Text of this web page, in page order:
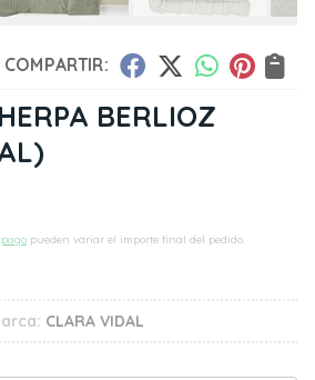
COMPARTIR:
BERLIOZ
pago pueden variar el importe final del pedido.
CLARA VIDAL